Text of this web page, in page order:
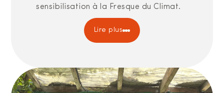
sensibilisation à la Fresque du Climat.
Lire plus